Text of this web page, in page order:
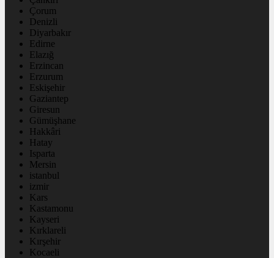
Çorum
Denizli
Diyarbakır
Edirne
Elazığ
Erzincan
Erzurum
Eskişehir
Gaziantep
Giresun
Gümüşhane
Hakkâri
Hatay
Isparta
Mersin
istanbul
izmir
Kars
Kastamonu
Kayseri
Kırklareli
Kırşehir
Kocaeli